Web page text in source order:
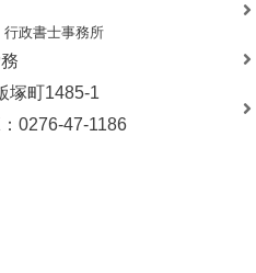
政書士事務所
塚町1485-1
0276-47-1186